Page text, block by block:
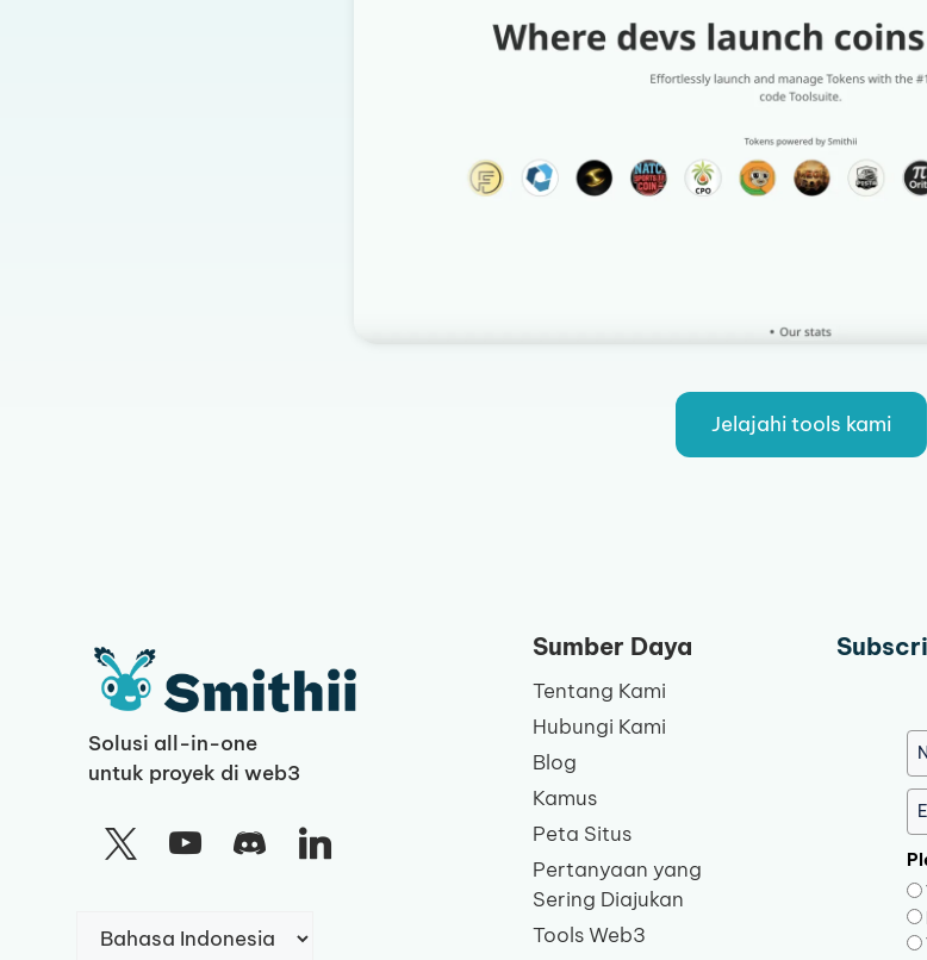
Jelajahi tools kami
Solusi all-in-one
untuk proyek di web3
sebuah
Sumber Daya
Tentang Kami
Hubungi Kami
Blog
Kamus
Peta Situs
Pertanyaan yang
Sering Diajukan
Tools Web3